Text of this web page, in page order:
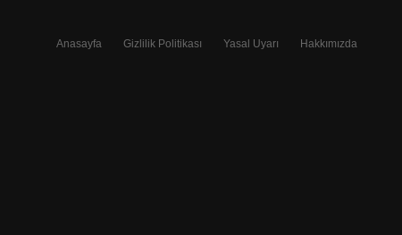
Anasayfa Gizlilik Politikası Yasal Uyarı Hakkımızda